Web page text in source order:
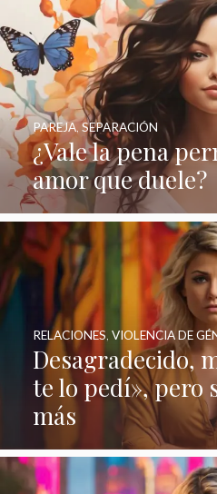
¿Vale la pena
amor que duele?
PAREJA,SEPARACIÓN
Desagradecido,
te lo pedí», pero
más
RELACIONES VIOLENCIA DE